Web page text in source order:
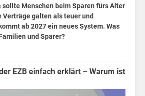
sollte Menschen beim Sparen fürs Alter
Verträge galten als teuer und
ab 2027 ein neues System. Was
und Sparer?
EZB einfach erklärt – Warum ist